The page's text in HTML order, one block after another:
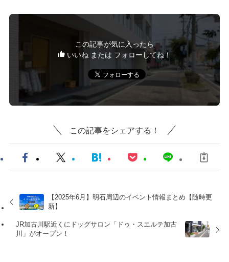
この記事が気に入ったら
いいね または フォローしてね！
この記事をシェアする！
【2025年6月】明石周辺のイベント情報まとめ【随時更
新】
JR加古川駅近くにドッグサロン「ドゥ・スエルテ加古
川」がオープン！